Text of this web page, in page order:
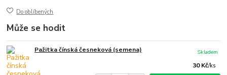
Do oblíbených
Může se hodit
Pažitka čínská česneková (semena)
30 Kč/ks
Skladem